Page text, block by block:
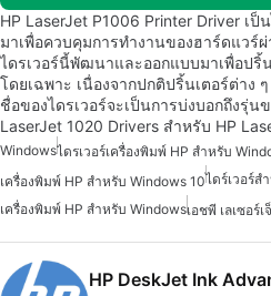
HP LaserJet P1006 Printer Driver เ
มาเพื่อควบคุมการทำงานของฮาร์ดแวร์
ไดรเวอร์นี้พัฒนาและออกแบบมาเพื่อปริ้
โดยเฉพาะ เนื่องจากปกติปริ้นเตอร์ต่าง
ชื่อของไดรเวอร์จะเป็นการบ่งบอกถึงรุ่น
LaserJet 1020 Drivers สำหรับ HP
Windows
เครื่องพิมพ์ HP สำหรับ Windows 10ไดร์เวอร์ส
เครื่องพิมพ์ HP สำหรับ Windowsเอชพี เลเซอร์